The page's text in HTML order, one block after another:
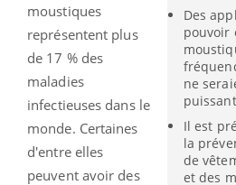
Des
pouvoir
ne
Il est
la
de
et des
moustiques
représentent plus
de 17 % des
maladies
infectieuses dans le
monde. Certaines
d'entre elles
peuvent avoir des